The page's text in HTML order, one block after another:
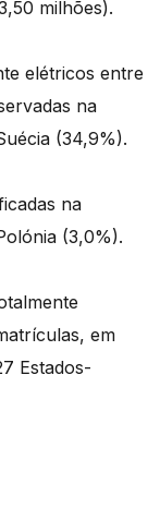
milhões).
elétricos entre
na
(34,9%).
na
(3,0%).
em
Estados-